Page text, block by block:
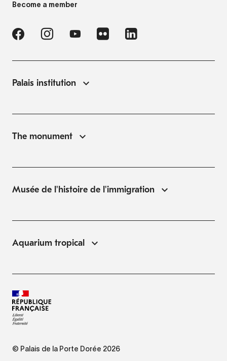
Become a member
Palais institution
The monument
Musée de l'histoire de l'immigration
Aquarium tropical
© Palais de la Porte Dorée 2026